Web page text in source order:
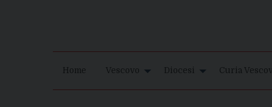
Home Vescovo Diocesi Curia